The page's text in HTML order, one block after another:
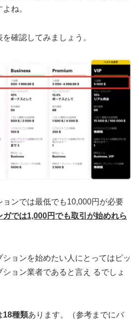
ね。
確認してみましょう。
ンでは最低でも10,000円が必要
ガでは1,000円でも取引が始めれら
ョンを始めたい人にとってはピッ
ョン業者であると言え るでしょ
18種類あります。（参考までにバ